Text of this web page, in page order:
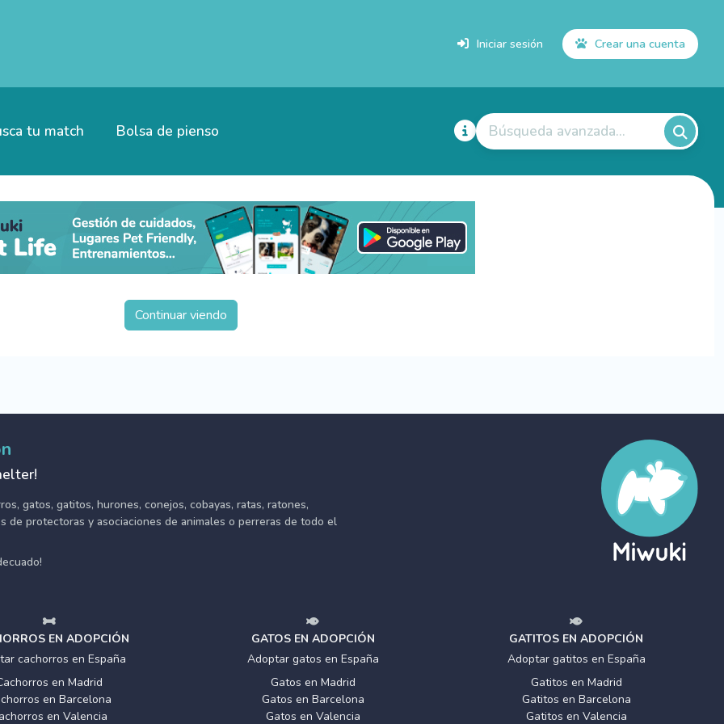
Iniciar sesión Crear una cuenta
tu match Bolsa de pienso Búsqueda avanzada...
Continuar viendo
gatos, gatitos, hurones, conejos, cobayas, ratas, ratones,
de protectoras y asociaciones de animales o perreras de todo el
EN ADOPCIÓN
cachorros en España
en Madrid
en Barcelona
en Valencia
GATOS EN ADOPCIÓN
Adoptar gatos en España
Gatos en Madrid
Gatos en Barcelona
Gatos en Valencia
GATITOS EN ADOPCIÓN
Adoptar gatitos en España
Gatitos en Madrid
Gatitos en Barcelona
Gatitos en Valencia